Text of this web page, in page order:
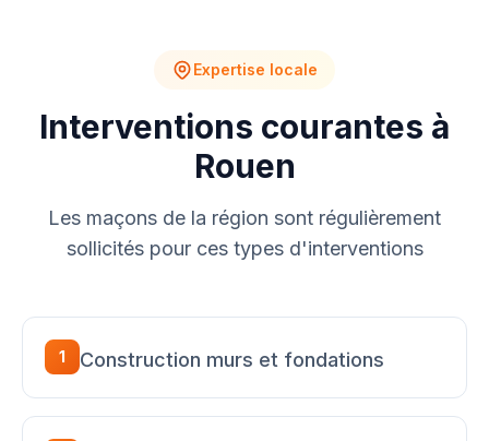
Expertise locale
Interventions courantes à
Rouen
Les maçons de la région sont régulièrement
sollicités pour ces types d'interventions
1 Construction murs et fondations